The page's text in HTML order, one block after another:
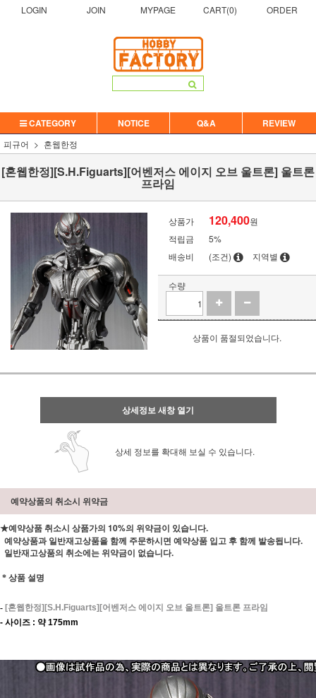
LOGIN JOIN MYPAGE CART(0) ORDER
CATEGORY NOTICE Q&A REVIEW
피규어 혼웹한정
[혼웹한정][S.H.Figuarts][어벤저스 에이지 오브 울트론] 울트론
프라임
상품가 120,400원
적립금
5%
배송비
(조건) 지역별
수량
상품이 품절되었습니다.
상세정보 새창 열기
상세 정보를 확대해 보실 수 있습니다.
예약상품의 취소시 위약금
★예약상품 취소시 상품가의 10%의 위약금이 있습니다.
예약상품과 일반재고상품을 함께 주문하시면 예약상품 입고 후 함께 발송됩니다.
일반재고상품의 취소에는 위약금이 없습니다.
* 상품 설명
- [혼웹한정][S.H.Figuarts][어벤저스 에이지 오브 울트론] 울트론 프라임
- 사이즈 : 약 175mm